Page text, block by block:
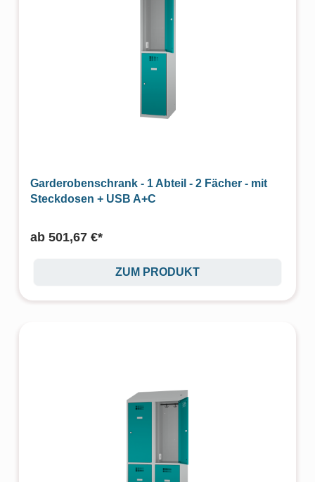
Garderobenschrank - 1 Abteil - 2 Fächer - mit
Steckdosen + USB A+C
ab 501,67 €*
ZUM PRODUKT